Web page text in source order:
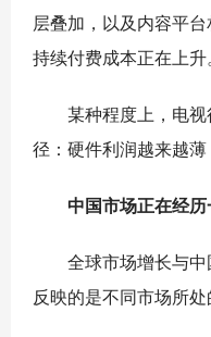
层叠加，以及内容平
持续付费成本正在上升
某种程度上，电
径：硬件利润越来越薄
中国市场正在经
全球市场增长与
反映的是不同市场所处